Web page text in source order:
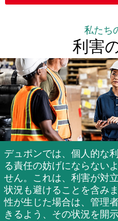
私たち
利害
デュポンでは、個人的な
る責任の妨げにならない
せん。これは、利害が対
状況も避けることを含み
性が生じた場合は、管理
きるよう、その状況を開